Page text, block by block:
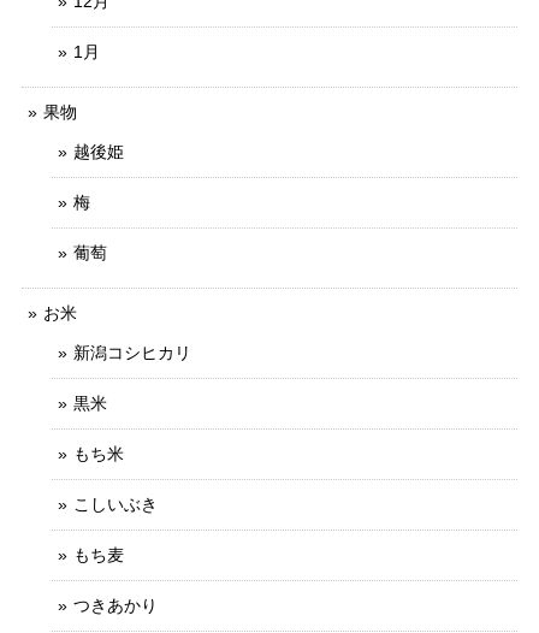
1月
果物
越後姫
梅
葡萄
お米
新潟コシヒカリ
黒米
もち米
こしいぶき
もち麦
つきあかり